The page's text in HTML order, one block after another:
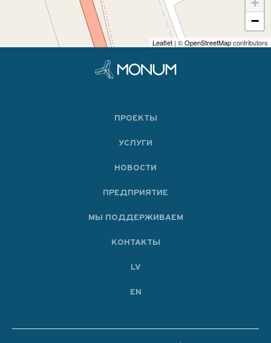
−
Leaflet | ©OpenStreetMapcontributors
ПРОЕКТЫ
УСЛУГИ
НОВОСТИ
ПРЕДПРИЯТИЕ
МЫ ПОДДЕРЖИВАЕМ
KОНТАКТЫ
LV
EN